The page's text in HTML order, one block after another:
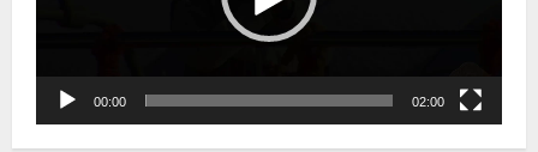
00:00 02:00